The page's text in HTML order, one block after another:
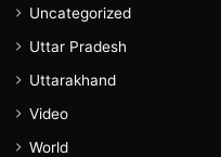
Uncategorized
Uttar Pradesh
Uttarakhand
Video
World